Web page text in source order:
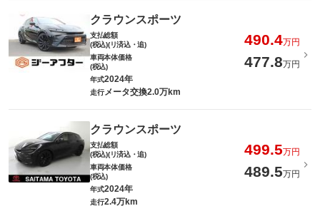
クラウンスポーツ
支払総額
(税込)(リ済込・追)
490.4万円
車両本体価格
(税込)
477.8万円
年式2024年
走行メータ交換2.0万km
クラウンスポーツ
支払総額
(税込)(リ済込・追)
499.5万円
車両本体価格
(税込)
489.5万円
年式2024年
走行2.4万km